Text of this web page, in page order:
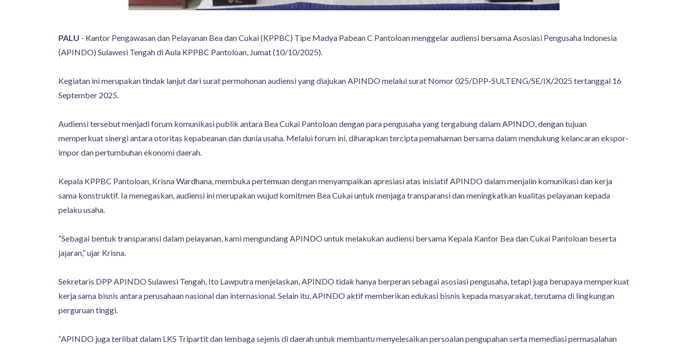
PALU - Kantor Pengawasan dan Pelayanan Bea dan Cukai (KPPBC) Tipe Madya Pabean C Pantoloan menggelar audiensi bersama Asosiasi Pengusaha Indonesia
(APINDO) Sulawesi Tengah di Aula KPPBC Pantoloan, Jumat (10/10/2025).
Kegiatan ini merupakan tindak lanjut dari surat permohonan audiensi yang diajukan APINDO melalui surat Nomor 025/DPP-SULTENG/SE/IX/2025 tertanggal 16
September 2025.
Audiensi tersebut menjadi forum komunikasi publik antara Bea Cukai Pantoloan dengan para pengusaha yang tergabung dalam APINDO, dengan tujuan
memperkuat sinergi antara otoritas kepabeanan dan dunia usaha. Melalui forum ini, diharapkan tercipta pemahaman bersama dalam mendukung kelancaran ekspor-
impor dan pertumbuhan ekonomi daerah.
Kepala KPPBC Pantoloan, Krisna Wardhana, membuka pertemuan dengan menyampaikan apresiasi atas inisiatif APINDO dalam menjalin komunikasi dan kerja
sama konstruktif. Ia menegaskan, audiensi ini merupakan wujud komitmen Bea Cukai untuk menjaga transparansi dan meningkatkan kualitas pelayanan kepada
pelaku usaha.
“Sebagai bentuk transparansi dalam pelayanan, kami mengundang APINDO untuk melakukan audiensi bersama Kepala Kantor Bea dan Cukai Pantoloan beserta
jajaran,” ujar Krisna.
Sekretaris DPP APINDO Sulawesi Tengah, Ito Lawputra menjelaskan, APINDO tidak hanya berperan sebagai asosiasi pengusaha, tetapi juga berupaya memperkuat
kerja sama bisnis antara perusahaan nasional dan internasional. Selain itu, APINDO aktif memberikan edukasi bisnis kepada masyarakat, terutama di lingkungan
perguruan tinggi.
“APINDO juga terlibat dalam LKS Tripartit dan lembaga sejenis di daerah untuk membantu menyelesaikan persoalan pengupahan serta memediasi permasalahan